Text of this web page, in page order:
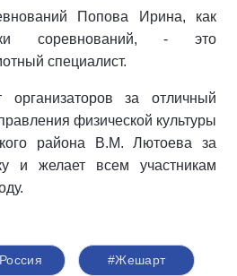
Попова Ирина, как
соревнований, - это
специалист.
организаторов за отличный
физической культуры
района В.М. Лютоева за
и желает всем участникам
#Жешарт